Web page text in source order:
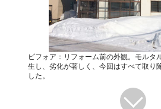
ビフォア：リフォーム前の外観。モルタ
生し、劣化が著しく、今回はすべて取り
した。